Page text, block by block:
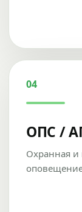
04
ОПС /
Охранная и